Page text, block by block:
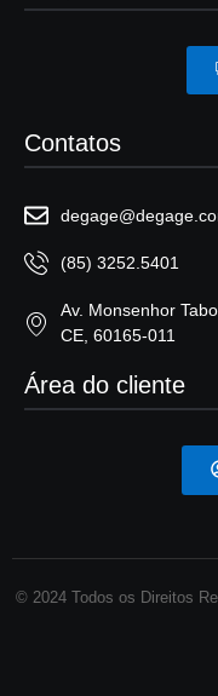
Contatos
(85) 3252.5401
Av. Monsenhor
CE, 60165-011
Área do cliente
© 2024 Todos os Direitos